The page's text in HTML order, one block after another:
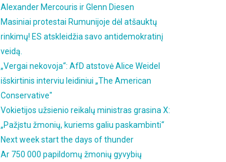
Alexander Mercouris ir Glenn Diesen
Masiniai protestai Rumunijoje dėl atšauktų
rinkimų! ES atskleidžia savo antidemokratinį
veidą.
„Vergai nekovoja“: AfD atstovė Alice Weidel
išskirtinis interviu leidiniui „The American
Conservative"
Vokietijos užsienio reikalų ministras grasina X:
„Pažįstu žmonių, kuriems galiu paskambinti“
Next week start the days of thunder
Ar 750 000 papildomų žmonių gyvybių